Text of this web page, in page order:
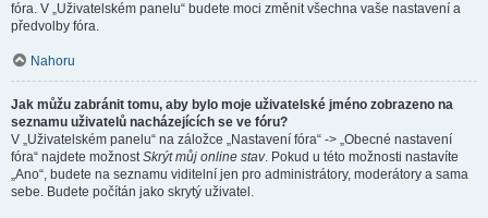
fóra. V „Uživatelském panelu“ budete moci změnit všechna vaše nastavení a
předvolby fóra.
Nahoru
Jak můžu zabránit tomu, aby bylo moje uživatelské jméno zobrazeno na
seznamu uživatelů nacházejících se ve fóru?
V „Uživatelském panelu“ na záložce „Nastavení fóra“ -> „Obecné nastavení
fóra“ najdete možnostSkrýt můj online stav. Pokud u této možnosti nastavíte
„Ano“, budete na seznamu viditelní jen pro administrátory, moderátory a sama
sebe. Budete počítán jako skrytý uživatel.